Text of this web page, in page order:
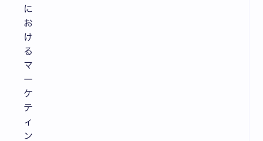
に
お
け
る
マ
ー
ケ
テ
ィ
ン